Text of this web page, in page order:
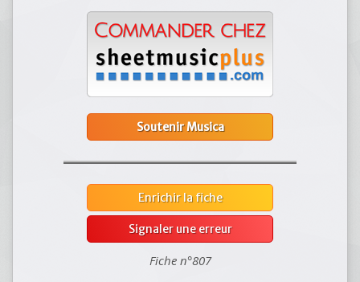
Soutenir Musica
Enrichir la fiche
Signaler une erreur
Fiche n°807